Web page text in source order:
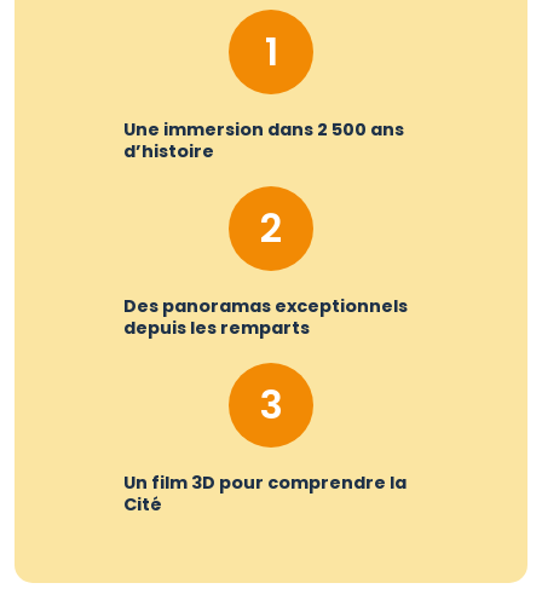
1
Une immersion dans 2 500 ans
d’histoire
2
Des panoramas exceptionnels
depuis les remparts
3
Un film 3D pour comprendre la
Cité